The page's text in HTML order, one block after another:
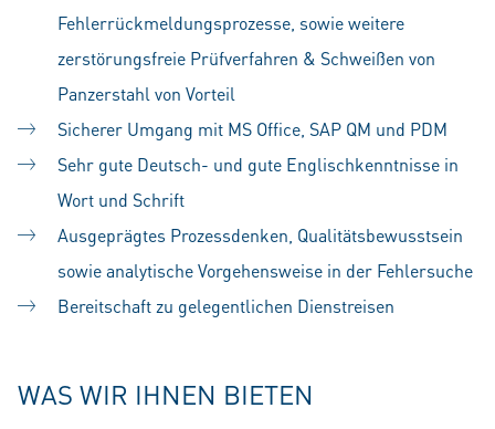
Fehlerrückmeldungsprozesse, sowie weitere
zerstörungsfreie Prüfverfahren & Schweißen von
Panzerstahl von Vorteil
Sicherer Umgang mit MS Office, SAP QM und PDM
Sehr gute Deutsch- und gute Englischkenntnisse in
Wort und Schrift
Ausgeprägtes Prozessdenken, Qualitätsbewusstsein
sowie analytische Vorgehensweise in der Fehlersuche
Bereitschaft zu gelegentlichen Dienstreisen
WAS WIR IHNEN BIETEN